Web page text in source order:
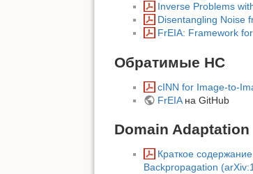
Inverse Problems
Disentangling Noise
FrEIA: Framework
Обратимые НС
cINN for Image-to-
FrEIAна GitHub
Domain Adaptation
Краткое
Backpropagation